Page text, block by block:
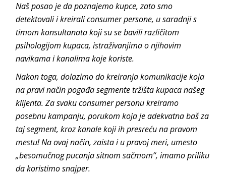
Naš posao je da poznajemo kupce, zato smo
detektovali i kreirali consumer persone, u saradnji s
timom konsultanata koji su se bavili različitom
psihologijom kupaca, istraživanjima o njihovim
navikama i kanalima koje koriste.
Nakon toga, dolazimo do kreiranja komunikacije koja
na pravi način pogađa segmente tržišta kupaca našeg
klijenta. Za svaku consumer personu kreiramo
posebnu kampanju, porukom koja je adekvatna baš za
taj segment, kroz kanale koji ih presreću na pravom
mestu! Na ovaj način, zaista i u pravoj meri, umesto
„besomučnog pucanja sitnom sačmom“, imamo priliku
da koristimo snajper.